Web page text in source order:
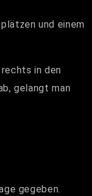
und einem
in den
gelangt man
gegeben.